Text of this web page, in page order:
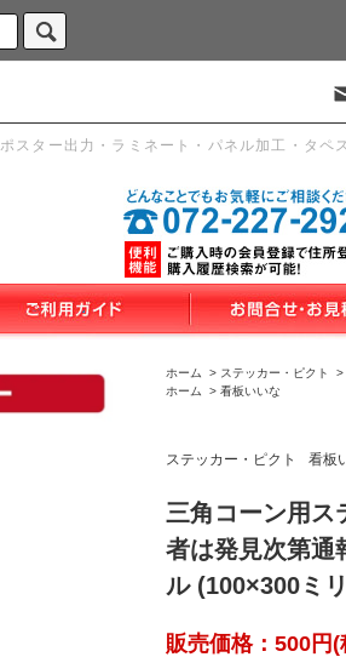
ポスター出力・ラミネート・パネル加工・タペ
ホーム > ステッカー・ピクト >
ホーム
> 看板いいな
ステッカー・ピクト 看板
三角コーン用ス
者は発見次第通
ル (100×300ミ
販売価格：500円